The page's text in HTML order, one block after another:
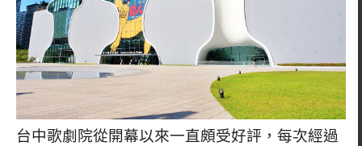
台中歌劇院從開幕以來一直頗受好評，每次經過